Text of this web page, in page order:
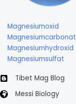
Magnesiumoxid
Magnesiumcarbonat
Magnesiumhydroxid
Magnesiumsulfat
Tibet Mag Blog
Messi Biology